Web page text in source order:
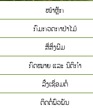
ໜ້າຫຼັກ
ກົມກວດກາປ່າໄມ້
ສື່ສິ່ງພີມ
ກົດໝາຍ ແລະ ນິຕິກຳ
ລີ້ງເຊື່ອມຕໍ່
ຕິດຕໍ່ພົວພັນ